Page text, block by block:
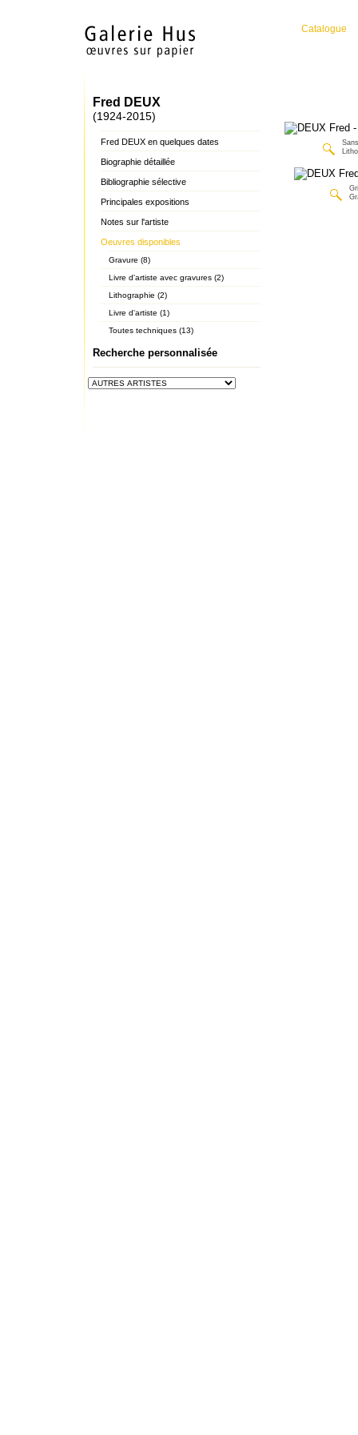
Catalogue
Fred DEUX
(1924-2015)
Fred DEUX en quelques dates
Biographie détaillée
Bibliographie sélective
Principales expositions
Notes sur l'artiste
Oeuvres disponibles
Gravure (8)
Livre d'artiste avec gravures (2)
Lithographie (2)
Livre d'artiste (1)
Toutes techniques (13)
Recherche personnalisée